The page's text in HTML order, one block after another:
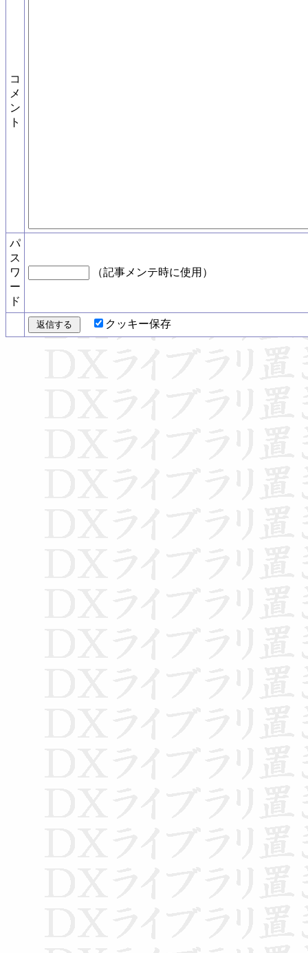
コ
メ
ン
ト
パ
ス
ワ
ー
ド
（記事メンテ時に使用）
クッキー保存